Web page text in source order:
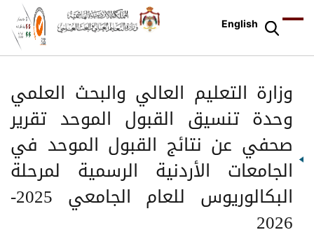
English
وزارة التعليم العالي والبحث العلمي
وحدة تنسيق القبول الموحد تقرير
صحفي عن نتائج القبول الموحد في
الجامعات الأردنية الرسمية لمرحلة
البكالوريوس للعام الجامعي 2025-
2026